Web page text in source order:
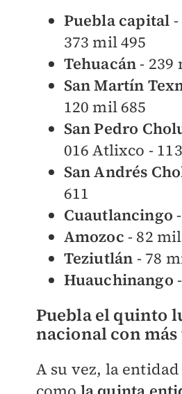
Puebla capital
373 mil 495
Tehuacán- 239
SanMartín
120 mil 685
SanPedro
016 Atlixco -
SanAndrés
611
Cuautlancingo
Amozoc - 82
Teziutlán - 78
Huauchinango
Puebla el quinto
nacional con
A su vez, la